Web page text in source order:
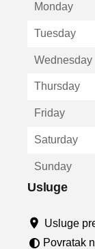
u
u
Monday
Tuesday
Wednesday
Thursday
Friday
Saturday
Sunday
Usluge
Usluge
Povratak